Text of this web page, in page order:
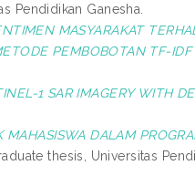
Pendidikan Ganesha.
MASYARAKAT
PEMBOBOTAN TF-
1 SAR IMAGERY WITH
DALAM
thesis, Universitas